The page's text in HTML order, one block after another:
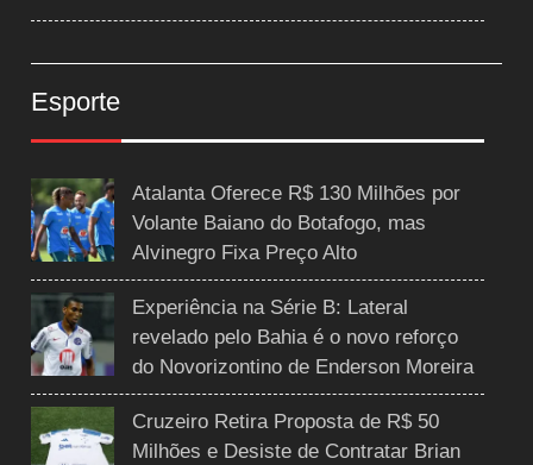
Esporte
Atalanta Oferece R$ 130 Milhões por
Volante Baiano do Botafogo, mas
Alvinegro Fixa Preço Alto
Experiência na Série B: Lateral
revelado pelo Bahia é o novo reforço
do Novorizontino de Enderson Moreira
Cruzeiro Retira Proposta de R$ 50
Milhões e Desiste de Contratar Brian